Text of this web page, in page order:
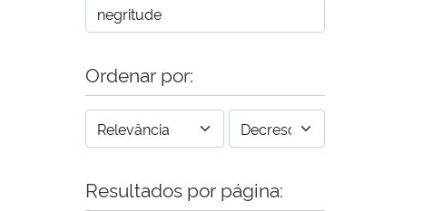
Ordenar por:
Resultados por página: